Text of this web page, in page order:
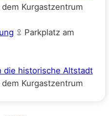
Kurgastzentrum
Parkplatz am
die historische Altstadt
Kurgastzentrum